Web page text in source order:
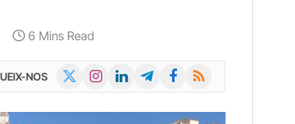
6 Mins Read
NOS InstagramLinkedInTelegramFacebook
RSS